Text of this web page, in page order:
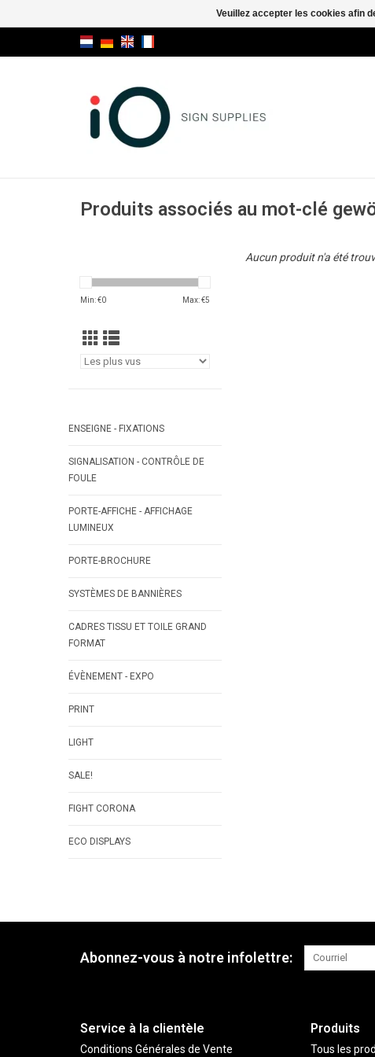
Produits associés au mot-clé
Min: €0 Max: €5
ENSEIGNE - FIXATIONS
SIGNALISATION - CONTRÔLE DE
FOULE
PORTE-AFFICHE - AFFICHAGE
LUMINEUX
PORTE-BROCHURE
SYSTÈMES DE BANNIÈRES
CADRES TISSU ET TOILE GRAND
FORMAT
ÉVÈNEMENT - EXPO
PRINT
LIGHT
SALE!
FIGHT CORONA
ECO DISPLAYS
Aucun produit n'a été
Abonnez-vous à notre infolettre:
Service à la clientèle
Conditions Générales de Vente
Produits
Tous les
Veuillez accepter les cookies afin